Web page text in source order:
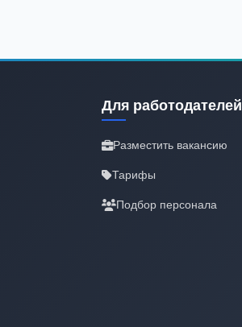
Для работодателей
Разместить вакансию
Тарифы
Подбор персонала